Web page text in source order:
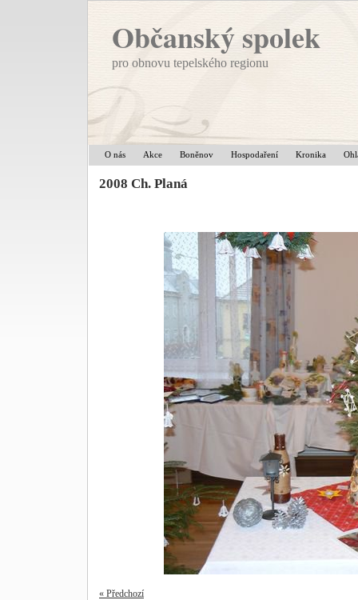
Občanský spolek
pro obnovu tepelského regionu
O nás Akce Boněnov Hospodaření Kronika
2008 Ch. Planá
« Předchozí